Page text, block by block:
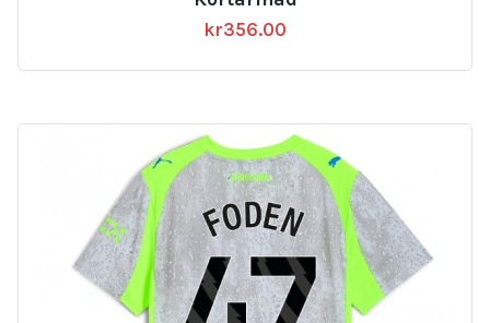
kr356.00